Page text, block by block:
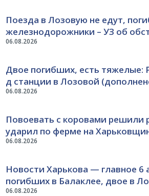
06.08.2026
Поезда в Лозовую не едут,
железнодорожники – УЗ об
06.08.2026
Двое погибших, есть тяжелые:
д станции в Лозовой
06.08.2026
Повоевать с коровами решили
ударил по ферме на
06.08.2026
Новости Харькова — главное 6
погибших в Балаклее, двое в